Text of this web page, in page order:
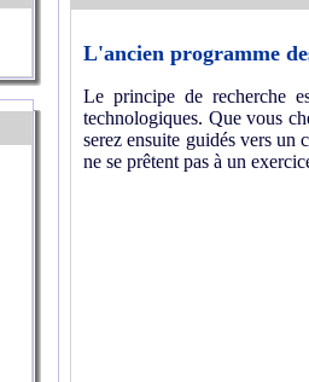
L'ancien programme
Le principe de recherche
technologiques. Que vous
serez ensuite guidés vers un
ne se prêtent pas à un